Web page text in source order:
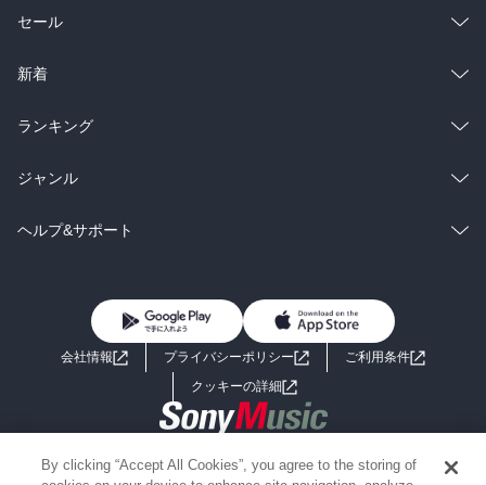
総合
ラノベ
雑誌・グラビア
BL・TL
セール
総合
ラノベ
雑誌・グラビア
BL・TL
新着
総合
ラノベ
雑誌・グラビア
ランキング
総合
ラノベ
ジャンル
コミック
ライトノベル 男子向けラノベ
小説
海外小説
ミステリー SF
ヘルプ&サポート
よくあるご質問 お問い合わせ
会社情報 プライバシーポリシー
ご利用条件
クッキーの詳細
Copyright 2017 - 2026 Sony Music Entertainment(Japan) Inc.
Information on the site is for the Japan domestic market only
By clicking “Accept All Cookies”, you agree to the storing of